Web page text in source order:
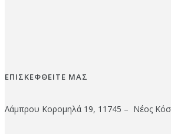
ΕΠΙΣΚΕΦΘΕΙΤΕ ΜΑΣ
Λάμπρου Κορομηλά 19, 11745 – Νέος